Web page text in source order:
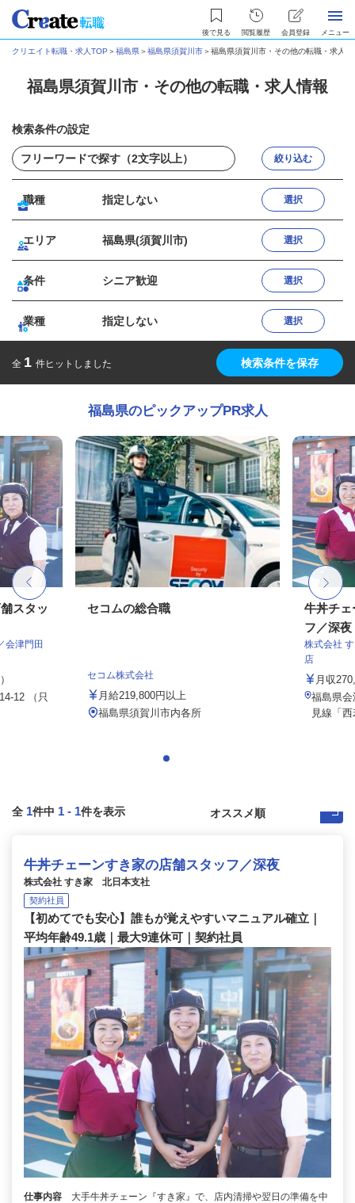
後で見る 閲覧履歴 会員登録 メニュー
クリエイト転職・求人TOP ＞福島県＞福島県須賀川市＞福島県須賀川市・その他の転職・求人情
福島県須賀川市・その他の転職・求人情報
検索条件の設定
絞り込む
職種 指定しない 選択
エリア 福島県(須賀川市) 選択
条件 シニア歓迎 選択
業種 指定しない 選択
全 1 件ヒットしました 検索条件を保存
福島県のピックアップPR求人
スタッ
会津門田
12 （只
セコムの総合職
セコム株式会社
月給219,800円以上
福島県須賀川市内各所
牛丼チェ
フ／深夜
株式会社
店
月収
福島県会
見線「
全 1件中 1 - 1件を表示
牛丼チェーンすき家の店舗スタッフ／深夜
株式会社 すき家 北日本支社
契約社員
【初めてでも安心】誰もが覚えやすいマニュアル確立｜
平均年齢49.1歳｜最大9連休可｜契約社員
仕事内容
大手牛丼チェーン『すき家』で、店内清掃や翌日の準備を中